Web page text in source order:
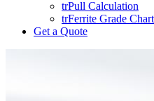
trPull Calculation
trFerrite Grade Chart
Get a Quote